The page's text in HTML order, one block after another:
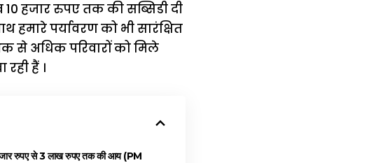
10 हजार रुपए तक की सब्सिडी दी
हमारे पर्यावरण को भी सारंक्षित
से अधिक परिवारों को मिले
हैं ।
रुपए से 3 लाख रुपए तक की आय (PM